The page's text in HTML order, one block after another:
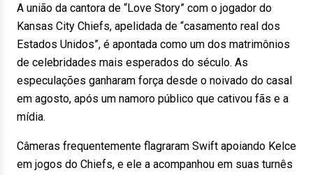
A união da cantora de “Love Story” com o jogador do
Kansas City Chiefs, apelidada de “casamento real dos
Estados Unidos”, é apontada como um dos matrimônios
de celebridades mais esperados do século. As
especulações ganharam força desde o noivado do casal
em agosto, após um namoro público que cativou fãs e a
mídia.
Câmeras frequentemente flagraram Swift apoiando Kelce
em jogos do Chiefs, e ele a acompanhou em suas turnês